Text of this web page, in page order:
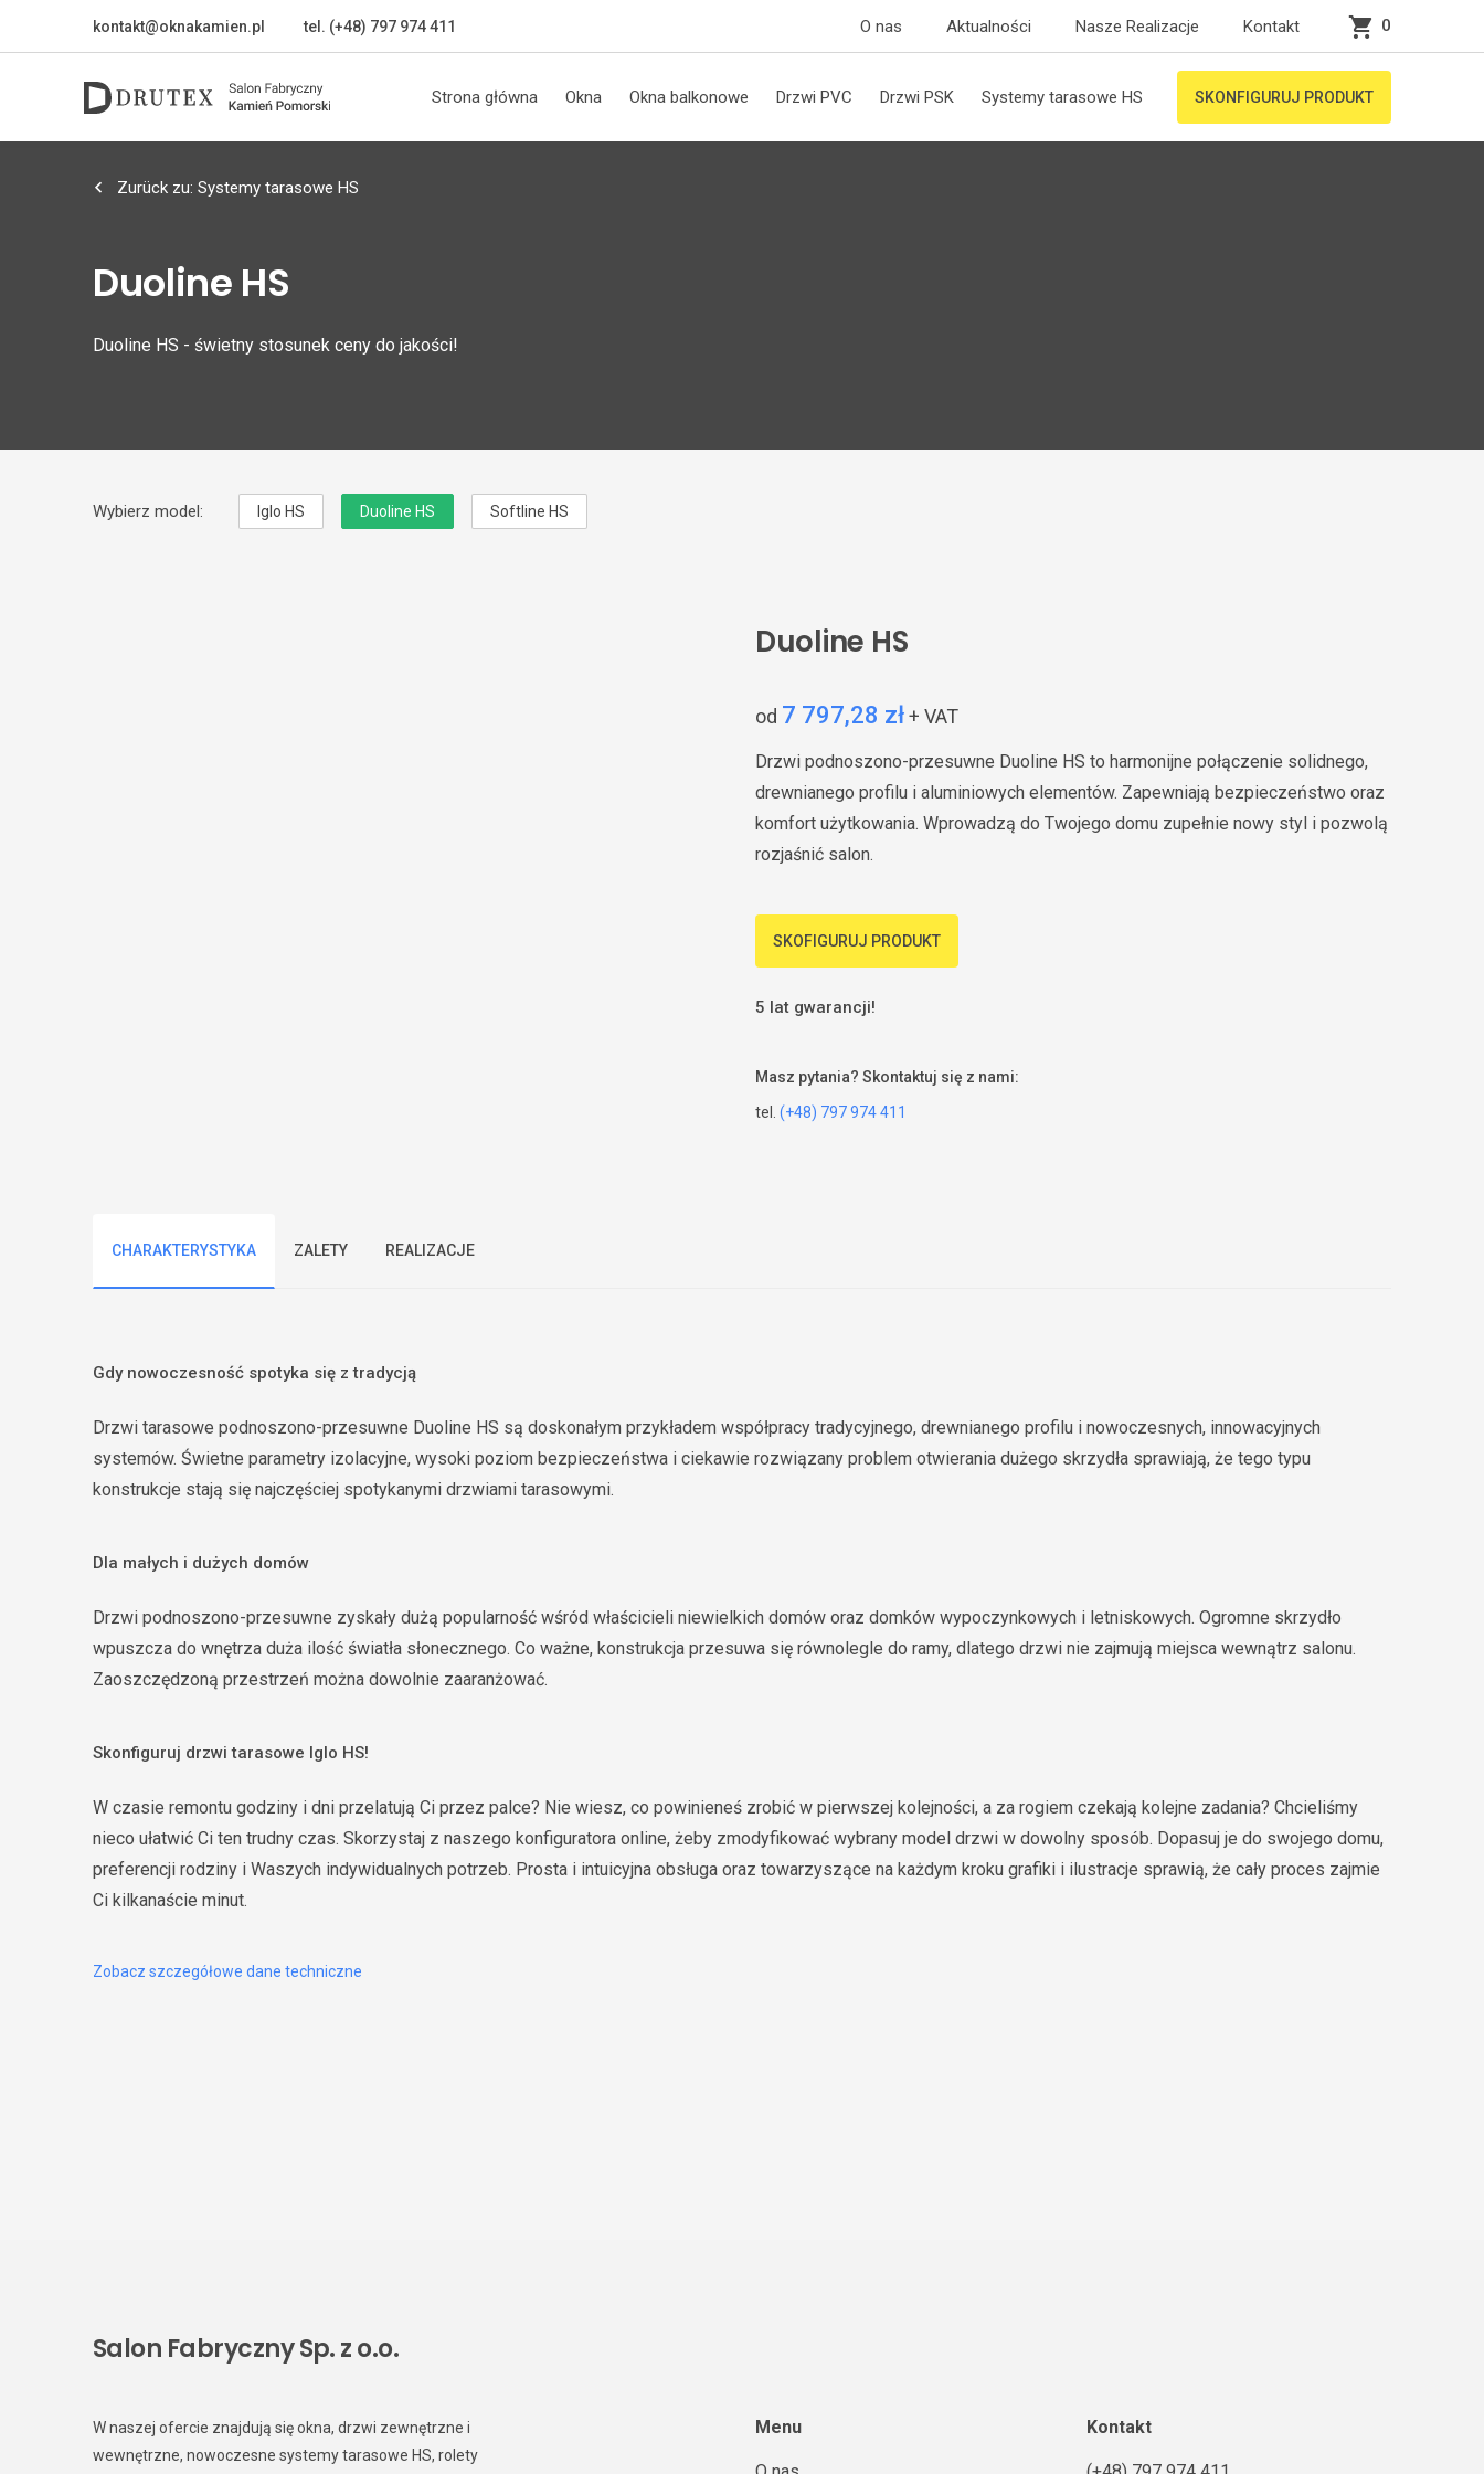
kontakt@oknakamien.pl tel. (+48) 797 974 411 O nas Aktualności Nasze Realizacje Kontakt 0
Strona główna Okna Okna balkonowe Drzwi PVC Drzwi PSK Systemy tarasowe HS SKONFIGURUJ PRODUKT
Zurück zu: Systemy tarasowe HS
Duoline HS
Duoline HS - świetny stosunek ceny do jakości!
Wybierz model: Iglo HS Duoline HS Softline HS
Duoline HS
od 7 797,28 zł+ VAT
Drzwi podnoszono-przesuwne Duoline HS to harmonijne połączenie solidnego,
drewnianego profilu i aluminiowych elementów. Zapewniają bezpieczeństwo oraz
komfort użytkowania. Wprowadzą do Twojego domu zupełnie nowy styl i pozwolą
rozjaśnić salon.
SKOFIGURUJ PRODUKT
5 lat gwarancji!
Masz pytania? Skontaktuj się z nami:
tel. (+48) 797 974 411
CHARAKTERYSTYKA ZALETY REALIZACJE
Gdy nowoczesność spotyka się z tradycją
Drzwi tarasowe podnoszono-przesuwne Duoline HS są doskonałym przykładem współpracy tradycyjnego, drewnianego profilu i nowoczesnych, innowacyjnych
systemów. Świetne parametry izolacyjne, wysoki poziom bezpieczeństwa i ciekawie rozwiązany problem otwierania dużego skrzydła sprawiają, że tego typu
konstrukcje stają się najczęściej spotykanymi drzwiami tarasowymi.
Dla małych i dużych domów
Drzwi podnoszono-przesuwne zyskały dużą popularność wśród właścicieli niewielkich domów oraz domków wypoczynkowych i letniskowych. Ogromne skrzydło
wpuszcza do wnętrza duża ilość światła słonecznego. Co ważne, konstrukcja przesuwa się równolegle do ramy, dlatego drzwi nie zajmują miejsca wewnątrz salonu.
Zaoszczędzoną przestrzeń można dowolnie zaaranżować.
Skonfiguruj drzwi tarasowe Iglo HS!
W czasie remontu godziny i dni przelatują Ci przez palce? Nie wiesz, co powinieneś zrobić w pierwszej kolejności, a za rogiem czekają kolejne zadania? Chcieliśmy
nieco ułatwić Ci ten trudny czas. Skorzystaj z naszego konfiguratora online, żeby zmodyfikować wybrany model drzwi w dowolny sposób. Dopasuj je do swojego domu,
preferencji rodziny i Waszych indywidualnych potrzeb. Prosta i intuicyjna obsługa oraz towarzyszące na każdym kroku grafiki i ilustracje sprawią, że cały proces zajmie
Ci kilkanaście minut.
Zobacz szczegółowe dane techniczne
Salon Fabryczny Sp. z o.o.
W naszej ofercie znajdują się okna, drzwi zewnętrzne i
wewnętrzne, nowoczesne systemy tarasowe HS, rolety
Menu Kontakt